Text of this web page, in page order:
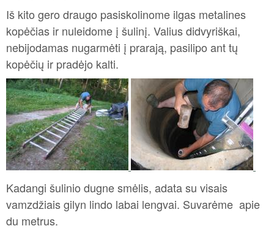
Iš kito gero draugo pasiskolinome ilgas metalines
kopėčias ir nuleidome į šulinį. Valius didvyriškai,
nebijodamas nugarmėti į prarają, pasilipo ant tų
kopėčių ir pradėjo kalti.
Kadangi šulinio dugne smėlis, adata su visais
vamzdžiais gilyn lindo labai lengvai. Suvarėme apie
du metrus.